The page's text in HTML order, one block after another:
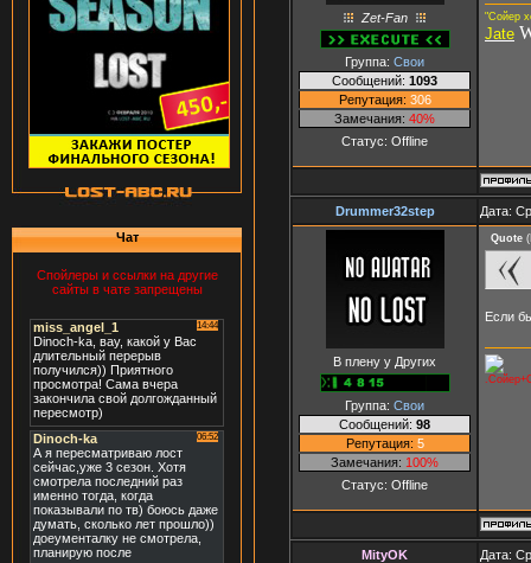
Чат
Спойлеры и ссылки на другие
сайты в чате запрещены
Zet-Fan
Группа: Свои
Сообщений: 1093
Репутация: 306
Замечания: 40%
Статус: Offline
"Сойер
Jate
Drummer32step Дата:
В плену у Других
Группа: Свои
Сообщений: 98
Репутация: 5
Замечания: 100%
Статус: Offline
Quote (
Если
MityOK Дата: